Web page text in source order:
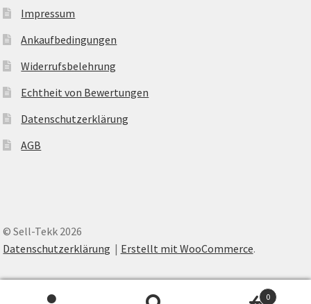
Impressum
Ankaufbedingungen
Widerrufsbelehrung
Echtheit von Bewertungen
Datenschutzerklärung
AGB
© Sell-Tekk 2026
Datenschutzerklärung
Erstellt mit WooCommerce.
0